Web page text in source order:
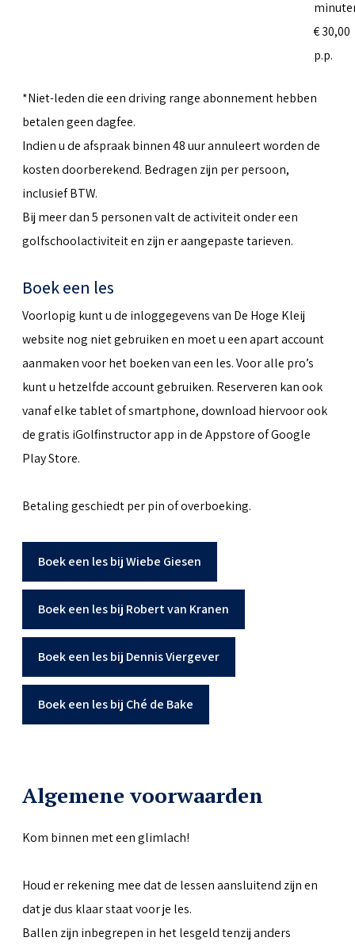
€ 30,00
p.p.
*Niet-leden die een driving range abonnement hebben
betalen geen dagfee.
Indien u de afspraak binnen 48 uur annuleert worden de
kosten doorberekend. Bedragen zijn per persoon,
inclusief BTW.
Bij meer dan 5 personen valt de activiteit onder een
golfschoolactiviteit en zijn er aangepaste tarieven.
Boek een les
Voorlopig kunt u de inloggegevens van De Hoge Kleij
website nog niet gebruiken en moet u een apart account
aanmaken voor het boeken van een les. Voor alle pro’s
kunt u hetzelfde account gebruiken. Reserveren kan ook
vanaf elke tablet of smartphone, download hiervoor ook
de gratis iGolfinstructor app in de Appstore of Google
Play Store.
Betaling geschiedt per pin of overboeking.
Boek een les bij Wiebe Giesen
Boek een les bij Robert van Kranen
Boek een les bij Dennis Viergever
Boek een les bij Ché de Bake
Algemene voorwaarden
Kom binnen met een glimlach!
Houd er rekening mee dat de lessen aansluitend zijn en
dat je dus klaar staat voor je les.
Ballen zijn inbegrepen in het lesgeld tenzij anders